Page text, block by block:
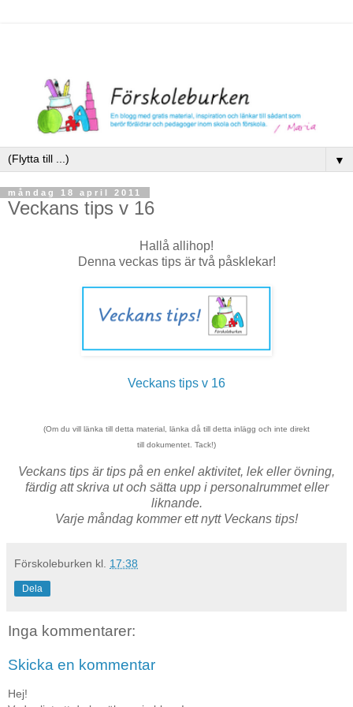
▼
måndag 18 april 2011
Veckans tips v 16
Hallå allihop!
Denna veckas tips är två påsklekar!
Veckans tips v 16
(Om du vill länka till detta material, länka då till detta inlägg och inte direkt
till dokumentet. Tack!)
Veckans tips är tips på en enkel aktivitet, lek eller övning,
färdig att skriva ut och sätta upp i personalrummet eller
liknande.
Varje måndag kommer ett nytt Veckans tips!
Förskoleburken kl. 17:38
Dela
Inga kommentarer:
Skicka en kommentar
Hej!